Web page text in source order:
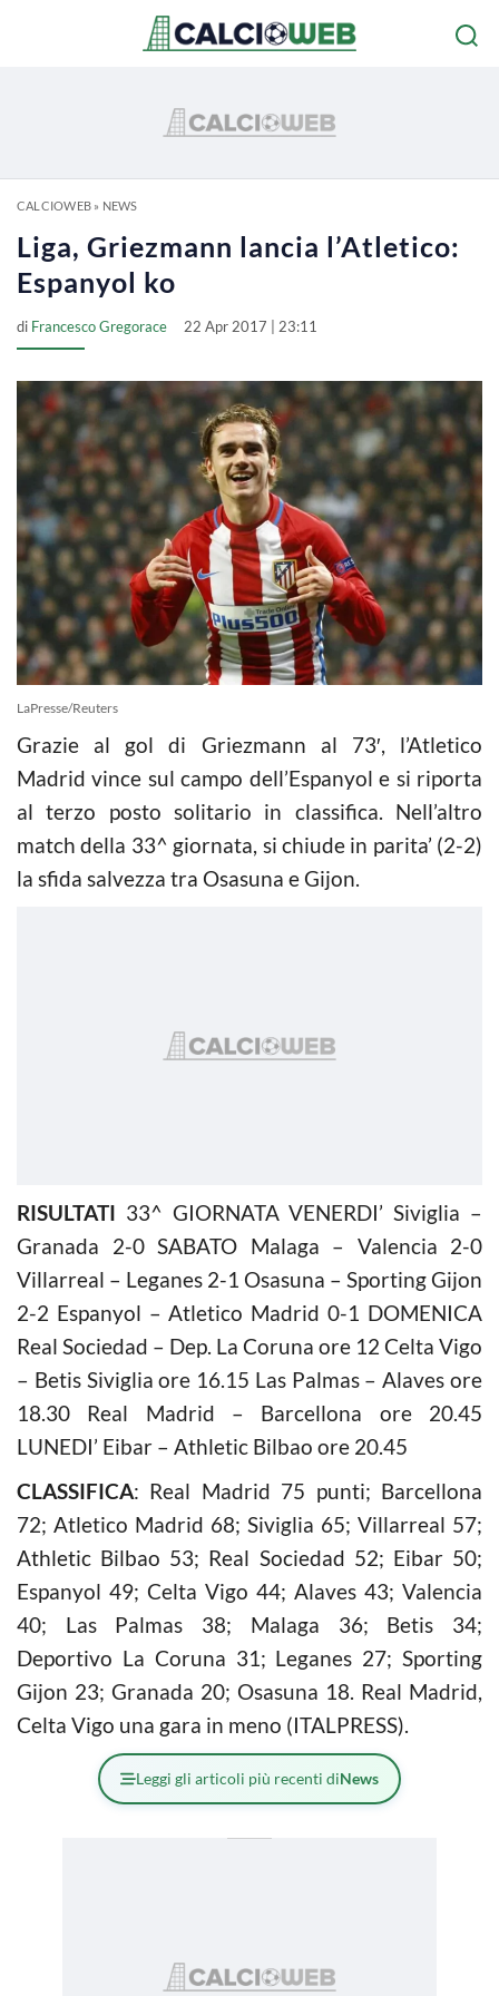
CALCIOWEB» NEWS
Liga, Griezmann lancia l’Atletico:
Espanyol ko
di Francesco Gregorace 22 Apr 2017 | 23:11
LaPresse/Reuters
Grazie al gol di Griezmann al 73′, l’Atletico
Madrid vince sul campo dell’Espanyol e si riporta
al terzo posto solitario in classifica. Nell’altro
match della 33^ giornata, si chiude in parita’ (2-2)
la sfida salvezza tra Osasuna e Gijon.
RISULTATI 33^ GIORNATA VENERDI’ Siviglia –
Granada 2-0 SABATO Malaga – Valencia 2-0
Villarreal – Leganes 2-1 Osasuna – Sporting Gijon
2-2 Espanyol – Atletico Madrid 0-1 DOMENICA
Real Sociedad – Dep. La Coruna ore 12 Celta Vigo
– Betis Siviglia ore 16.15 Las Palmas – Alaves ore
18.30 Real Madrid – Barcellona ore 20.45
LUNEDI’ Eibar – Athletic Bilbao ore 20.45
CLASSIFICA: Real Madrid 75 punti; Barcellona
72; Atletico Madrid 68; Siviglia 65; Villarreal 57;
Athletic Bilbao 53; Real Sociedad 52; Eibar 50;
Espanyol 49; Celta Vigo 44; Alaves 43; Valencia
40; Las Palmas 38; Malaga 36; Betis 34;
Deportivo La Coruna 31; Leganes 27; Sporting
Gijon 23; Granada 20; Osasuna 18. Real Madrid,
Celta Vigo una gara in meno (ITALPRESS).
Leggi gli articoli più recenti diNews